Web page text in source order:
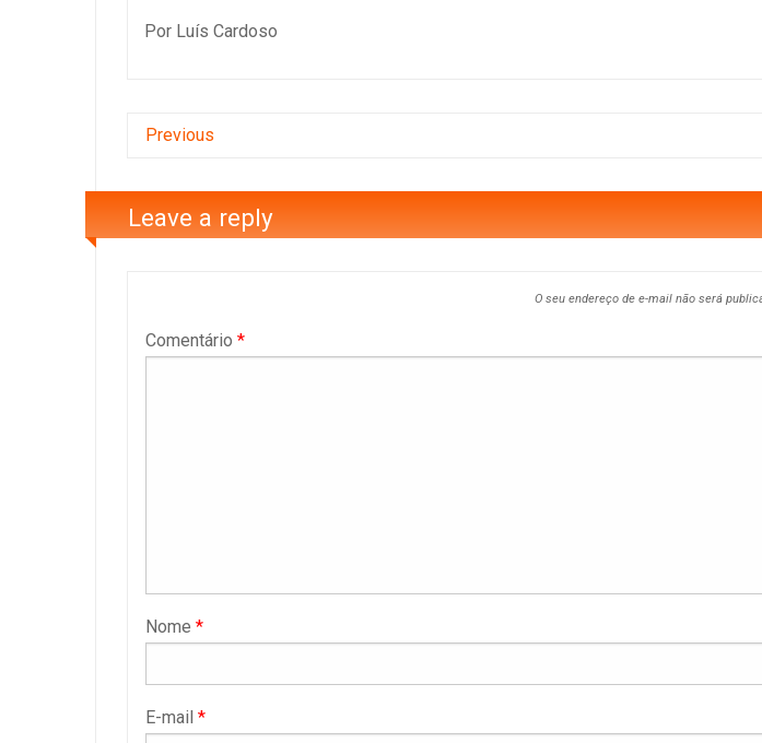
Por Luís Cardoso
Previous
Leave a reply
O seu endereço de e-mail não será
Comentário *
Nome *
E-mail *